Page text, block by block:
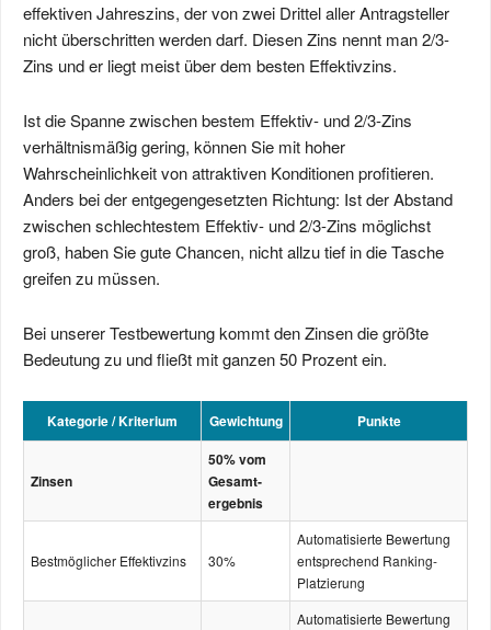
effektiven Jahreszins, der von zwei Drittel aller Antragsteller
nicht überschritten werden darf. Diesen Zins nennt man 2/3-
Zins und er liegt meist über dem besten Effektivzins.
Ist die Spanne zwischen bestem Effektiv- und 2/3-Zins
verhältnismäßig gering, können Sie mit hoher
Wahrscheinlichkeit von attraktiven Konditionen profitieren.
Anders bei der entgegengesetzten Richtung: Ist der Abstand
zwischen schlechtestem Effektiv- und 2/3-Zins möglichst
groß, haben Sie gute Chancen, nicht allzu tief in die Tasche
greifen zu müssen.
Bei unserer Testbewertung kommt den Zinsen die größte
Bedeutung zu und fließt mit ganzen 50 Prozent ein.
Kategorie / Kriterium Gewichtung Punkte
Zinsen
50% vom
Gesamt­­
ergebnis
Bestmöglicher Effektivzins 30%
Automatisierte Bewertung
entsprechend Ranking-
Platzierung
Automatisierte Bewertung